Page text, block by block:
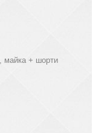
майка + шорти